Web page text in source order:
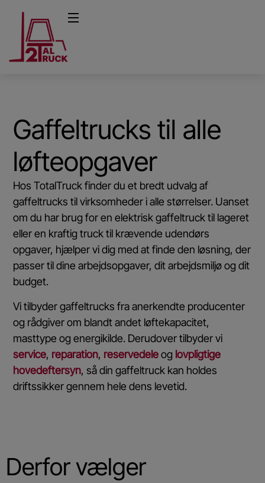
Gaffeltrucks til alle
løfteopgaver
Hos TotalTruck finder du et bredt udvalg af
gaffeltrucks til virksomheder i alle størrelser. Uanset
om du har brug for en elektrisk gaffeltruck til lageret
eller en kraftig truck til krævende udendørs
opgaver, hjælper vi dig med at finde den løsning, der
passer til dine arbejdsopgaver, dit arbejdsmiljø og dit
budget.
Vi tilbyder gaffeltrucks fra anerkendte producenter
og rådgiver om blandt andet løftekapacitet,
masttype og energikilde. Derudover tilbyder vi
service, reparation, reservedele og lovpligtige
hovedeftersyn, så din gaffeltruck kan holdes
driftssikker gennem hele dens levetid.
Derfor vælger